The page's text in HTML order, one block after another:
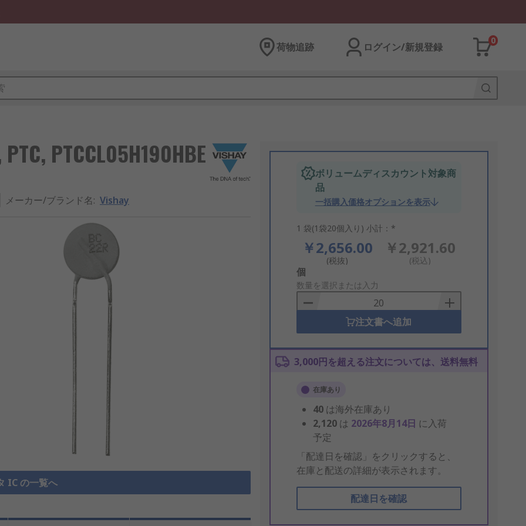
荷物追跡 ログイン/新規登録
0
PTCCL05H190HBE
メーカー/ブランド名: Vishay
IC の一覧へ
ボリュームディスカウント対象商
品
一括購入価格オプションを表示
1 袋(1袋20個入り) 小計：*
￥2,656.00
(税抜)
￥2,921.60
(税込)
Add
to
Basket
個
数量を選択または入力
注文書へ追加
3,000円を超える注文については、送料無料
在庫あり
40 は海外在庫あり
2,120 は 2026年8月14日 に入荷
予定
「配達日を確認」をクリックすると、
在庫と配送の詳細が表示されます。
配達日を確認